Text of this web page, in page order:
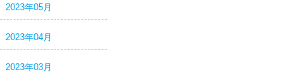
2023年05月
2023年04月
2023年03月